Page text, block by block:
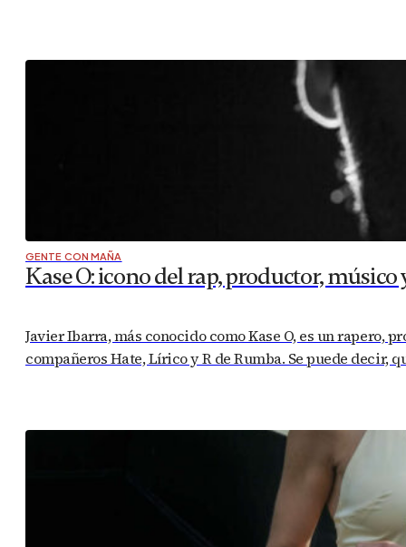
GENTE CON MAÑA
Kase O: icono del rap, productor, músico
Javier Ibarra, más conocido como Kase O, es un rapero,
compañeros Hate, Lírico y R de Rumba. Se puede decir,